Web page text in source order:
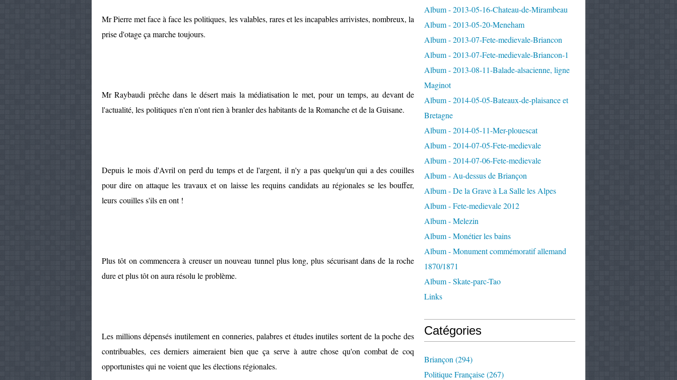
Mr Pierre met face à face les politiques, les valables, rares et les incapables arrivistes, nombreux, la
prise d'otage ça marche toujours.
Mr Raybaudi prêche dans le désert mais la médiatisation le met, pour un temps, au devant de
l'actualité, les politiques n'en n'ont rien à branler des habitants de la Romanche et de la Guisane.
Depuis le mois d'Avril on perd du temps et de l'argent, il n'y a pas quelqu'un qui a des couilles
pour dire on attaque les travaux et on laisse les requins candidats au régionales se les bouffer,
leurs couilles s'ils en ont !
Plus tôt on commencera à creuser un nouveau tunnel plus long, plus sécurisant dans de la roche
dure et plus tôt on aura résolu le problème.
Les millions dépensés inutilement en conneries, palabres et études inutiles sortent de la poche des
contribuables, ces derniers aimeraient bien que ça serve à autre chose qu'on combat de coq
opportunistes qui ne voient que les élections régionales.
Album - 2013-05-16-Chateau-de-Mirambeau
Album - 2013-05-20-Meneham
Album - 2013-07-Fete-medievale-Briancon
Album - 2013-07-Fete-medievale-Briancon-1
Album - 2013-08-11-Balade-alsacienne, ligne
Maginot
Album - 2014-05-05-Bateaux-de-plaisance et
Bretagne
Album - 2014-05-11-Mer-plouescat
Album - 2014-07-05-Fete-medievale
Album - 2014-07-06-Fete-medievale
Album - Au-dessus de Briançon
Album - De la Grave à La Salle les Alpes
Album - Fete-medievale 2012
Album - Melezin
Album - Monétier les bains
Album - Monument commémoratif allemand
1870/1871
Album - Skate-parc-Tao
Links
Catégories
Briançon (294)
Politique Française(267)